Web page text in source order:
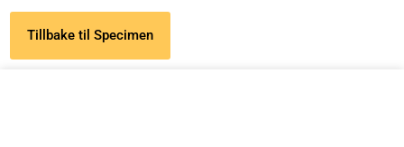
Tillbake til Specimen